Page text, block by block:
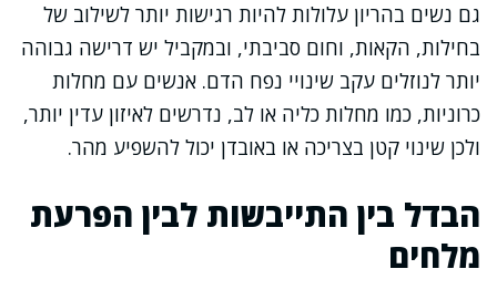
גם נשים בהריון עלולות להיות רגישות יותר לשילוב של
בחילות, הקאות, וחום סביבתי, ובמקביל יש דרישה גבוהה
יותר לנוזלים עקב שינויי נפח הדם. אנשים עם מחלות
כרוניות, כמו מחלות כליה או לב, נדרשים לאיזון עדין יותר,
ולכן שינוי קטן בצריכה או באובדן יכול להשפיע מהר.
הבדל בין התייבשות לבין הפרעת
מלחים